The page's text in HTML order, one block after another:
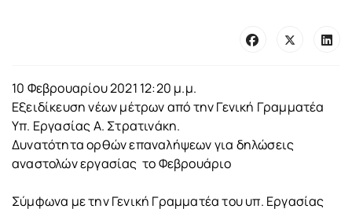
10 Φεβρουαρίου 2021 12:20 μ.μ.
Εξειδίκευση νέων μέτρων από την Γενική Γραμματέα
Υπ. Εργασίας Α. Στρατινάκη.
Δυνατότητα ορθών επαναλήψεων για δηλώσεις
αναστολών εργασίας το Φεβρουάριο
Σύμφωνα με την Γενική Γραμματέα του υπ. Εργασίας